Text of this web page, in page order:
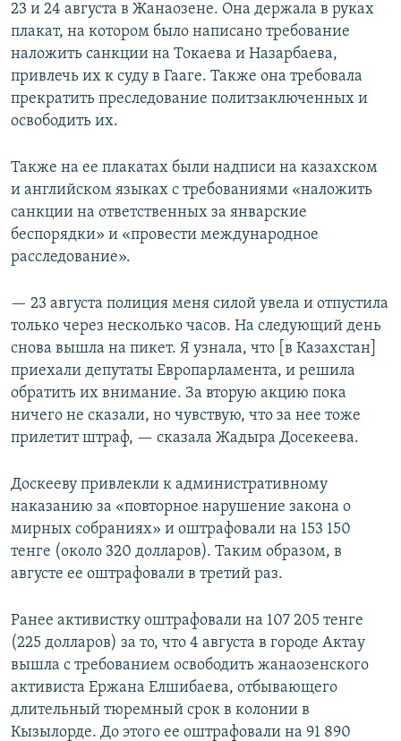
23 и 24 августа в Жанаозене. Она держала в руках
плакат, на котором было написано требование
наложить санкции на Токаева и Назарбаева,
привлечь их к суду в Гааге. Также она требовала
прекратить преследование политзаключенных и
освободить их.
Также на ее плакатах были надписи на казахском
и английском языках с требованиями «наложить
санкции на ответственных за январские
беспорядки» и «провести международное
расследование».
— 23 августа полиция меня силой увела и отпустила
только через несколько часов. На следующий день
снова вышла на пикет. Я узнала, что [в Казахстан]
приехали депутаты Европарламента, и решила
обратить их внимание. За вторую акцию пока
ничего не сказали, но чувствую, что за нее тоже
прилетит штраф, — сказала Жадыра Досекеева.
Доскееву привлекли к административному
наказанию за «повторное нарушение закона о
мирных собраниях» и оштрафовали на 153 150
тенге (около 320 долларов). Таким образом, в
августе ее оштрафовали в третий раз.
Ранее активистку оштрафовали на 107 205 тенге
(225 долларов) за то, что 4 августа в городе Актау
вышла с требованием освободить жанаозенского
активиста Ержана Елшибаева, отбывающего
длительный тюремный срок в колонии в
Кызылорде. До этого ее оштрафовали на 91 890